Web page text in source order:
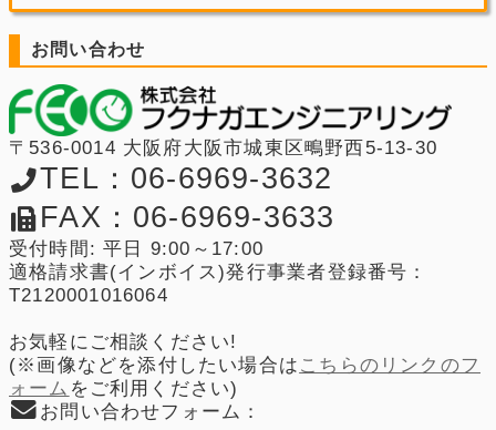
お問い合わせ
〒536-0014 大阪府大阪市城東区鴫野西5-13-30
TEL：06-6969-3632
FAX：06-6969-3633
受付時間: 平日 9:00～17:00
適格請求書(インボイス)発行事業者登録番号：
T2120001016064
お気軽にご相談ください!
(※画像などを添付したい場合は こちらのリンクのフ
ォーム をご利用ください)
お問い合わせフォーム：